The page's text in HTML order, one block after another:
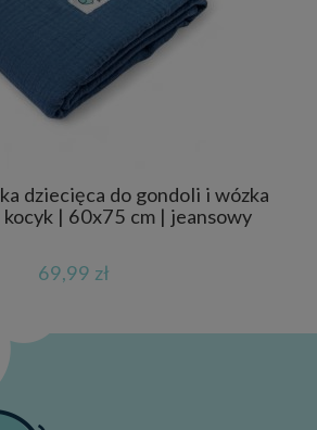
dziecięca do gondoli i wózka
| 60x75 cm | jeansowy
69,99 zł